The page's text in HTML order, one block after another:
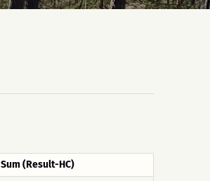
Sum (Result-HC)